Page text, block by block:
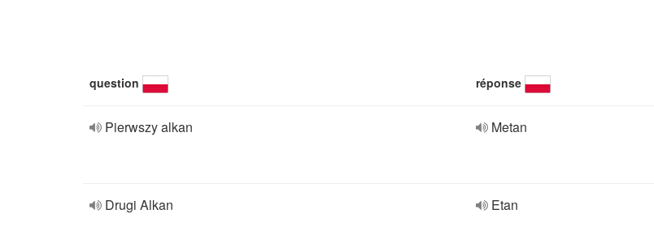
question réponse
Pierwszy alkan Metan
Drugi Alkan Etan